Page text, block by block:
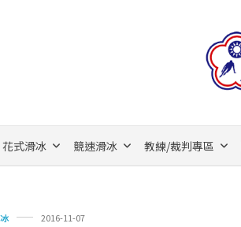
花式滑冰 競速滑冰 教練/裁判專區
2016-11-07